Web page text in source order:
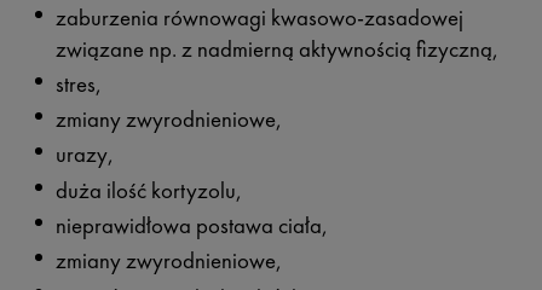
zaburzenia równowagi kwasowo-zasadowej
związane np. z nadmierną aktywnością fizyczną,
stres,
zmiany zwyrodnieniowe,
urazy,
duża ilość kortyzolu,
nieprawidłowa postawa ciała,
zmiany zwyrodnieniowe,